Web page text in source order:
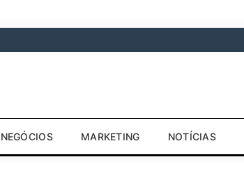
NEGÓCIOS MARKETING NOTÍCIAS